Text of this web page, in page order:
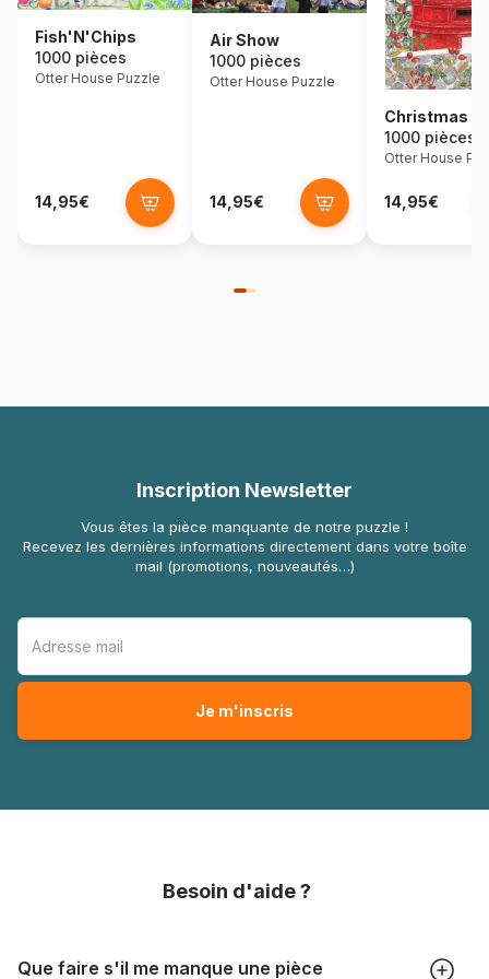
Fish'N'Chips
1000 pièces
Otter House Puzzle
14,95€
Air Show
1000 pièces
Otter House Puzzle
14,95€
Christmas
1000 pièces
Otter House
14,95€
Inscription Newsletter
Vous êtes la pièce manquante de notre puzzle !
Recevez les dernières informations directement dans votre boîte
mail (promotions, nouveautés…)
Besoin d'aide ?
Que faire s'il me manque une pièce